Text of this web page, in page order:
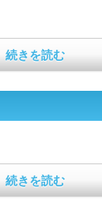
続きを読む
続きを読む